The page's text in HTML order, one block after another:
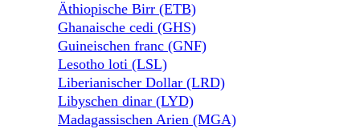
Äthiopische Birr (ETB)
Ghanaische cedi (GHS)
Guineischen franc (GNF)
Lesotho loti (LSL)
Liberianischer Dollar (LRD)
Libyschen dinar (LYD)
Madagassischen Arien (MGA)